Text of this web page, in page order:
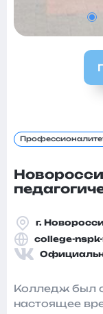
г.
college-
Колледж был
настоящее